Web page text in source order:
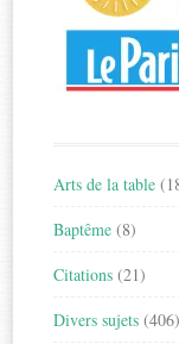
Arts de la table
Baptême (8)
Citations (21)
Divers sujets (406)